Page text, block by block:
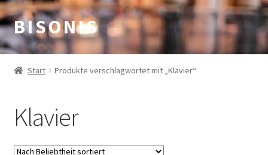
Zur
Navigation
springen
Zum
Inhalt
springen
B I S O N I S
Start Produkte verschlagwortet mit „Klavier“
Klavier